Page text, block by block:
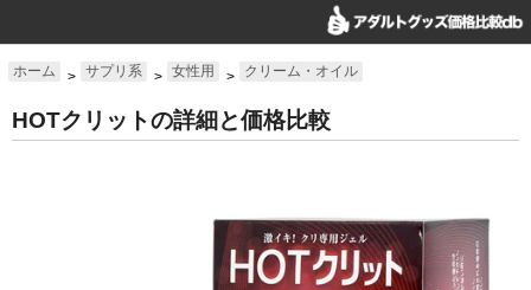
ホーム > サプリ系 > 女性用 > クリーム・オイル
HOTクリットの詳細と価格比較